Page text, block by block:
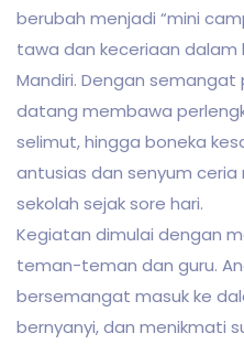
berubah menjadi “mini
tawa dan keceriaan dalam
Mandiri. Dengan
datang membawa
selimut, hingga boneka
antusias dan senyum
sekolah sejak sore hari.
Kegiatan dimulai dengan
teman-teman dan guru.
bersemangat masuk ke
bernyanyi, dan menikmati